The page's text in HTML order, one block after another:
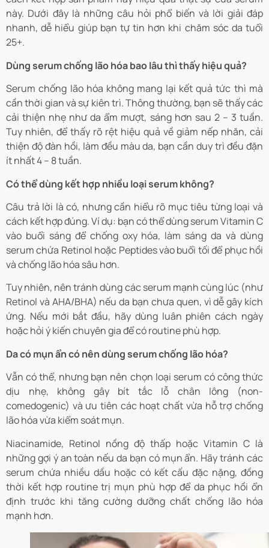
này. Dưới đây là những câu hỏi phổ biến và lời giải đáp
nhanh, dễ hiểu giúp bạn tự tin hơn khi chăm sóc da tuổi
25+.
Dùng serum chống lão hóa bao lâu thì thấy hiệu quả?
Serum chống lão hóa không mang lại kết quả tức thì mà
cần thời gian và sự kiên trì. Thông thường, bạn sẽ thấy các
cải thiện nhẹ như da ẩm mượt, sáng hơn sau 2 – 3 tuần.
Tuy nhiên, để thấy rõ rệt hiệu quả về giảm nếp nhăn, cải
thiện độ đàn hồi, làm đều màu da, bạn cần duy trì đều đặn
ít nhất 4 – 8 tuần.
Có thể dùng kết hợp nhiều loại serum không?
Câu trả lời là có, nhưng cần hiểu rõ mục tiêu từng loại và
cách kết hợp đúng. Ví dụ: bạn có thể dùng serum Vitamin C
vào buổi sáng để chống oxy hóa, làm sáng da và dùng
serum chứa Retinol hoặc Peptides vào buổi tối để phục hồi
và chống lão hóa sâu hơn.
Tuy nhiên, nên tránh dùng các serum mạnh cùng lúc (như
Retinol và AHA/BHA) nếu da bạn chưa quen, vì dễ gây kích
ứng. Nếu mới bắt đầu, hãy dùng luân phiên cách ngày
hoặc hỏi ý kiến chuyên gia để có routine phù hợp.
Da có mụn ẩn có nên dùng serum chống lão hóa?
Vẫn có thể, nhưng bạn nên chọn loại serum có công thức
dịu nhẹ, không gây bít tắc lỗ chân lông (non-
comedogenic) và ưu tiên các hoạt chất vừa hỗ trợ chống
lão hóa vừa kiểm soát mụn.
Niacinamide, Retinol nồng độ thấp hoặc Vitamin C là
những gợi ý an toàn nếu da bạn có mụn ẩn. Hãy tránh các
serum chứa nhiều dầu hoặc có kết cấu đặc nặng, đồng
thời kết hợp routine trị mụn phù hợp để da phục hồi ổn
định trước khi tăng cường dưỡng chất chống lão hóa
mạnh hơn.